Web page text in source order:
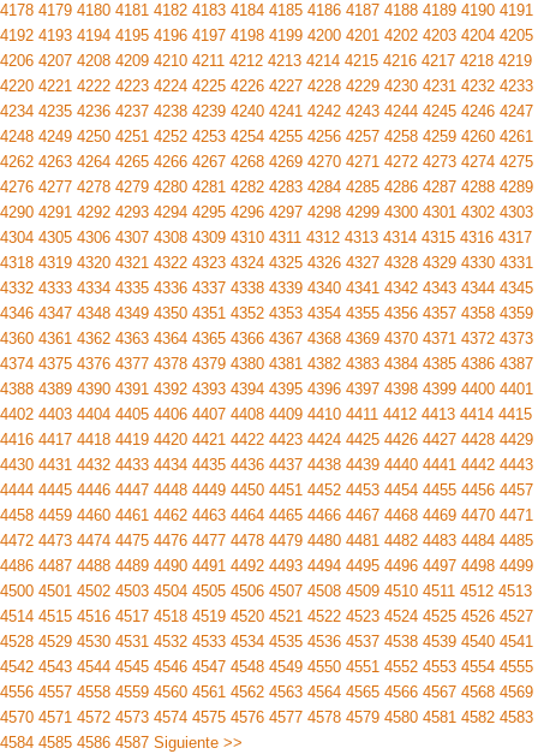
4178 4179 4180 4181 4182 4183 4184 4185 4186 4187 4188 4189 4190 4191
4192 4193 4194 4195 4196 4197 4198 4199 4200 4201 4202 4203 4204 4205
4206 4207 4208 4209 4210 4211 4212 4213 4214 4215 4216 4217 4218 4219
4220 4221 4222 4223 4224 4225 4226 4227 4228 4229 4230 4231 4232 4233
4234 4235 4236 4237 4238 4239 4240 4241 4242 4243 4244 4245 4246 4247
4248 4249 4250 4251 4252 4253 4254 4255 4256 4257 4258 4259 4260 4261
4262 4263 4264 4265 4266 4267 4268 4269 4270 4271 4272 4273 4274 4275
4276 4277 4278 4279 4280 4281 4282 4283 4284 4285 4286 4287 4288 4289
4290 4291 4292 4293 4294 4295 4296 4297 4298 4299 4300 4301 4302 4303
4304 4305 4306 4307 4308 4309 4310 4311 4312 4313 4314 4315 4316 4317
4318 4319 4320 4321 4322 4323 4324 4325 4326 4327 4328 4329 4330 4331
4332 4333 4334 4335 4336 4337 4338 4339 4340 4341 4342 4343 4344 4345
4346 4347 4348 4349 4350 4351 4352 4353 4354 4355 4356 4357 4358 4359
4360 4361 4362 4363 4364 4365 4366 4367 4368 4369 4370 4371 4372 4373
4374 4375 4376 4377 4378 4379 4380 4381 4382 4383 4384 4385 4386 4387
4388 4389 4390 4391 4392 4393 4394 4395 4396 4397 4398 4399 4400 4401
4402 4403 4404 4405 4406 4407 4408 4409 4410 4411 4412 4413 4414 4415
4416 4417 4418 4419 4420 4421 4422 4423 4424 4425 4426 4427 4428 4429
4430 4431 4432 4433 4434 4435 4436 4437 4438 4439 4440 4441 4442 4443
4444 4445 4446 4447 4448 4449 4450 4451 4452 4453 4454 4455 4456 4457
4458 4459 4460 4461 4462 4463 4464 4465 4466 4467 4468 4469 4470 4471
4472 4473 4474 4475 4476 4477 4478 4479 4480 4481 4482 4483 4484 4485
4486 4487 4488 4489 4490 4491 4492 4493 4494 4495 4496 4497 4498 4499
4500 4501 4502 4503 4504 4505 4506 4507 4508 4509 4510 4511 4512 4513
4514 4515 4516 4517 4518 4519 4520 4521 4522 4523 4524 4525 4526 4527
4528 4529 4530 4531 4532 4533 4534 4535 4536 4537 4538 4539 4540 4541
4542 4543 4544 4545 4546 4547 4548 4549 4550 4551 4552 4553 4554 4555
4556 4557 4558 4559 4560 4561 4562 4563 4564 4565 4566 4567 4568 4569
4570 4571 4572 4573 4574 4575 4576 4577 4578 4579 4580 4581 4582 4583
4584 4585 4586 4587 Siguiente >>